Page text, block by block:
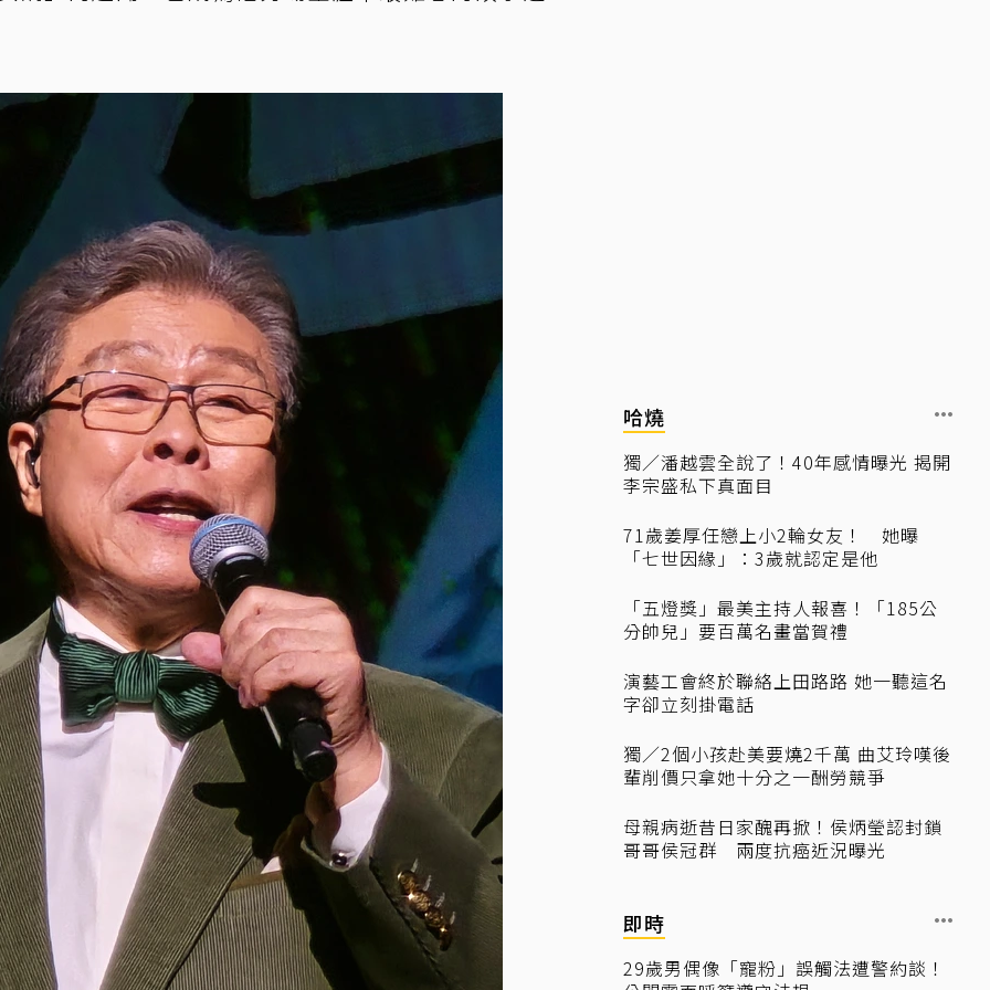
哈燒
獨／潘越雲全說了！40年感情曝光 揭開
李宗盛私下真面目
71歲姜厚任戀上小2輪女友！ 她曝
「七世因緣」：3歲就認定是他
「五燈獎」最美主持人報喜！「185公
分帥兒」要百萬名畫當賀禮
演藝工會終於聯絡上田路路 她一聽這名
字卻立刻掛電話
獨／2個小孩赴美要燒2千萬 曲艾玲嘆後
輩削價只拿她十分之一酬勞競爭
母親病逝昔日家醜再掀！侯炳瑩認封鎖
哥哥侯冠群 兩度抗癌近況曝光
即時
29歲男偶像「寵粉」誤觸法遭警約談！